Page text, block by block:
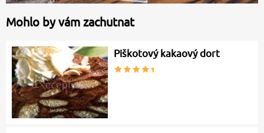
Mohlo by vám zachutnat
Piškotový kakaový dort